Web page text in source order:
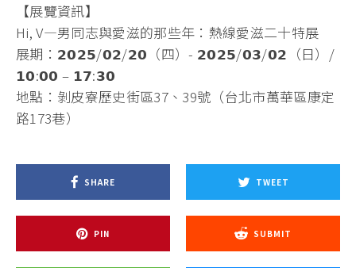
【展覽資訊】
Hi, V—男同志與愛滋的那些年：熱線愛滋二十特展
展期：𝟮𝟬𝟮𝟱/𝟬𝟮/𝟮𝟬（四）- 𝟮𝟬𝟮𝟱/𝟬𝟯/𝟬𝟮（日）/
𝟭𝟬:𝟬𝟬 – 𝟭𝟳:𝟯𝟬
地點：剝皮寮歷史街區37、39號（台北市萬華區康定
路173巷）
SHARE TWEET
PIN SUBMIT